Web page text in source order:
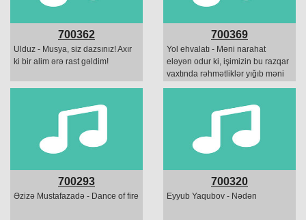
700362
Ulduz - Musya, siz dazsınız! Axır
ki bir alim ərə rast gəldim!
700369
Yol ehvalatı - Məni narahat
eləyən odur ki, işimizin bu razqar
vaxtında rəhmətliklər yığıb məni
boğaza... Kimlər!
700293
Əzizə Mustafazadə - Dance of fire
700320
Eyyub Yaqubov - Nədən